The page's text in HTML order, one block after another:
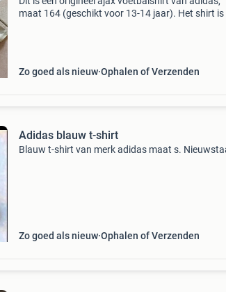
maat 164 (geschikt voor 13-14 jaar). Het shirt is
Zo goed als nieuw Ophalen of Verzenden
Adidas blauw t-shirt
Blauw t-shirt van merk adidas maat s.
Zo goed als nieuw Ophalen of Verzenden